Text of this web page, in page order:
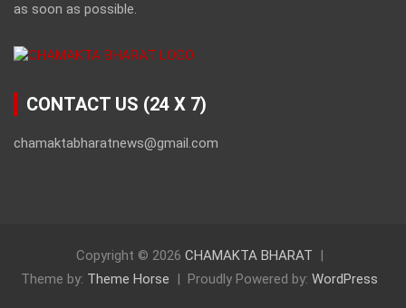
as soon as possible.
CONTACT US (24 X 7)
chamaktabharatnews@gmail.com
Copyright © 2026 CHAMAKTA BHARAT
Theme by: Theme Horse Proudly Powered by: WordPress